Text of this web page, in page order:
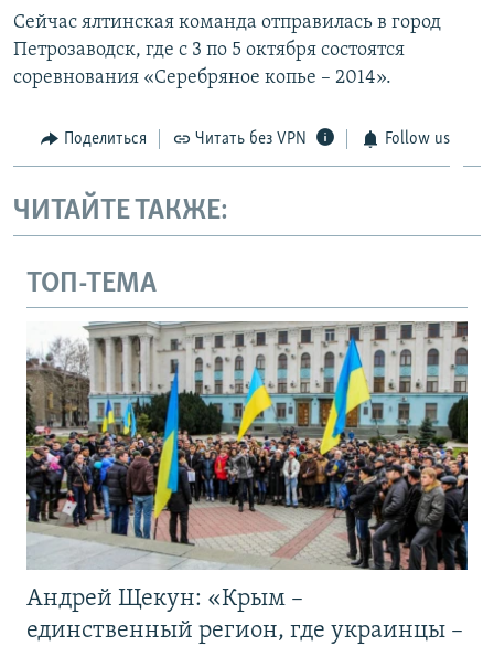
Сейчас ялтинская команда отправилась в город
Петрозаводск, где с 3 по 5 октября состоятся
соревнования «Серебряное копье – 2014».
Поделиться Читать без VPN Follow us
ЧИТАЙТЕ ТАКЖЕ:
ТОП-ТЕМА
Андрей Щекун: «Крым –
единственный регион, где украинцы –